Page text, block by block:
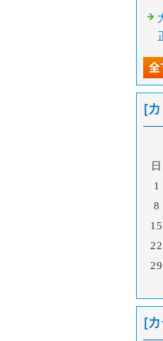
[
日
1
8
15
22
29
[